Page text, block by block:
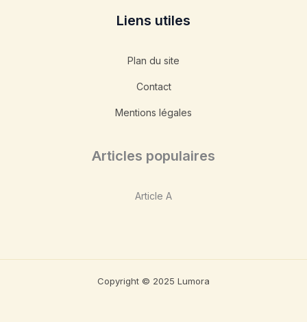
Liens utiles
Plan du site
Contact
Mentions légales
Articles populaires
Article A
Copyright © 2025 Lumora